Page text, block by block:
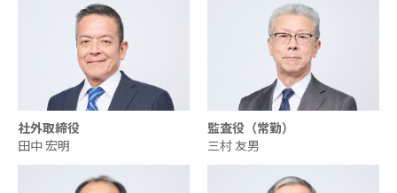
社外取締役
田中 宏明
監査役（常勤）
三村 友男